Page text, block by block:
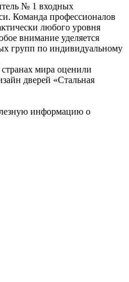
№ 1 входных
Команда профессионалов
любого уровня
внимание уделяется
групп по индивидуальному
мира оценили
дверей «Стальная
информацию о